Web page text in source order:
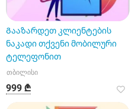
Გააზარდეთ კლიენტების
ნაკადი თქვენი მობილური
ტელეფონით
თბილისი
999 ₾